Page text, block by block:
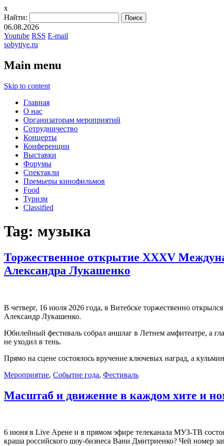
x
Найти:
06.08.2026
Youtube RSS E-mail
sobytiye.ru
Main menu
Skip to content
Главная
О нас
Организаторам мероприятий
Сотрудничество
Концерты
Конференции
Выставки
Форумы
Спектакли
Премьеры кинофильмов
Food
Туризм
Сlassified
Tag: музыка
Торжественное открытие XXXV
Александра Лукашенко
В четверг, 16 июля 2026 года, в Витебске торжественно
Александр Лукашенко.
Юбилейный фестиваль собрал аншлаг в Летнем амфитеатре, а
не уходил в тень.
Прямо на сцене состоялось вручение ключевых наград, а
Мероприятие, Событие года, Фестиваль
Масштаб и движение в каждом хите и
6 июня в Live Арене и в прямом эфире телеканала МУЗ-ТВ
краша российского шоу-бизнеса Вани Дмитриенко? Чей номер